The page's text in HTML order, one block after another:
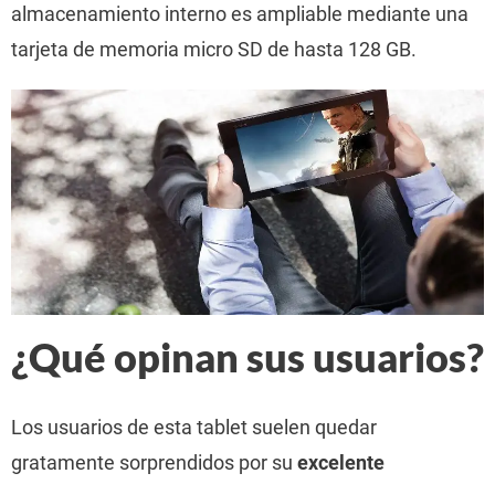
almacenamiento interno es ampliable mediante una
tarjeta de memoria micro SD de hasta 128 GB.
¿Qué opinan sus usuarios?
Los usuarios de esta tablet suelen quedar
gratamente sorprendidos por su excelente